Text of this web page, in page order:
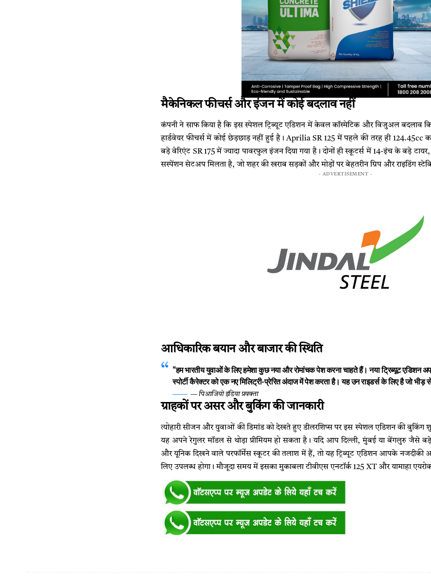
मैकेनिकल फीचर्स और इंजन में कोई बदलाव नहीं
कंपनी ने साफ किया है कि इस स्पेशल ट्रिब्यूट एडिशन में केवल कॉस्मेटिक और विजुअल बदलाव
हार्डवेयर फीचर्स में कोई छेड़छाड़ नहीं हुई है। Aprilia SR 125 में पहले की तरह ही 124.45cc
बड़े वेरिएंट SR 175 में ज्यादा पावरफुल इंजन दिया गया है। दोनों ही स्कूटर्स में 14-इंच के बड़े
सस्पेंशन सेटअप मिलता है, जो शहर की खराब सड़कों और मोड़ों पर बेहतरीन ग्रिप और राइडिंग
- ADVERTISEMENT -
आधिकारिक बयान और बाजार की स्थिति
“हम भारतीय युवाओं के लिए हमेशा कुछ नया और रोमांचक पेश करना चाहते हैं। नया ट्रिब्यूट एडिशन
स्पोर्टी कैरेक्टर को एक नए मिलिट्री-प्रेरित अंदाज में पेश करता है। यह उन राइडर्स के लिए है जो
— पिआजियो इंडिया प्रवक्ता
ग्राहकों पर असर और बुकिंग की जानकारी
त्योहारी सीजन और युवाओं की डिमांड को देखते हुए डीलरशिप्स पर इस स्पेशल एडिशन की बुकिंग
यह अपने रेगुलर मॉडल से थोड़ा प्रीमियम हो सकता है। यदि आप दिल्ली, मुंबई या बेंगलुरु जैसे बड़े
और यूनिक दिखने वाले परफॉर्मेंस स्कूटर की तलाश में हैं, तो यह ट्रिब्यूट एडिशन आपके नजदीकी
लिए उपलब्ध होगा। मौजूदा समय में इसका मुकाबला टीवीएस एनटॉर्क 125 XT और यामाहा